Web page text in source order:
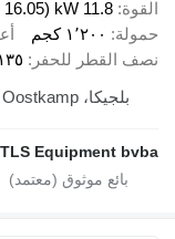
القوة 11.8 kW (16.05 حصان)
حمولة
١٬٢٠٠ كجم
نصف القطر للحفر
٣٫١٣٥
بلجيكا، Oostkamp
TLS Equipment bvba